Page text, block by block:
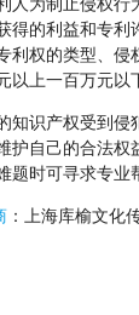
得的利益和专利
利权的类型、侵
以上一百万元以
识产权受到侵
护自己的合法权
题时可寻求专业
：上海库榆文化